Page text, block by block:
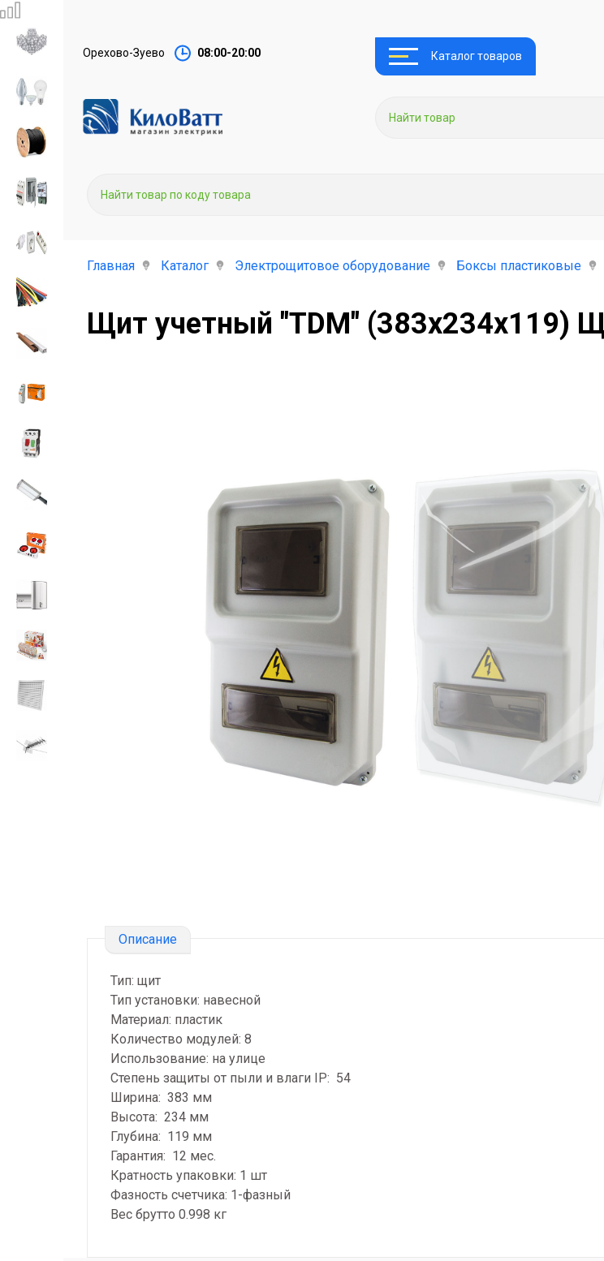
Орехово-Зуево 08:00-20:00 Каталог товаров
Главная Каталог Электрощитовое оборудование Боксы пластиковые
Щит учетный "TDM" (383х234х119)
Описание
Тип: щит
Тип установки: навесной
Материал: пластик
Количество модулей: 8
Использование: на улице
Степень защиты от пыли и влаги IP: 54
Ширина: 383 мм
Высота: 234 мм
Глубина: 119 мм
Гарантия: 12 мес.
Кратность упаковки: 1 шт
Фазность счетчика: 1-фазный
Вес брутто 0.998 кг